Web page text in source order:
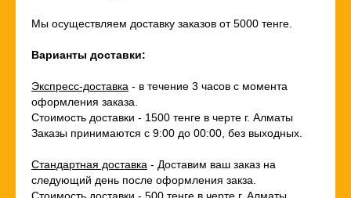
Мы осуществляем доставку заказов от 5000 тенге.
Варианты доставки:
Экспресс-доставка - в течение 3 часов с момента
оформления заказа.
Стоимость доставки - 1500 тенге в черте г. Алматы
Заказы принимаются с 9:00 до 00:00, без выходных.
Стандартная доставка - Доставим ваш заказ на
следующий день после оформления закза.